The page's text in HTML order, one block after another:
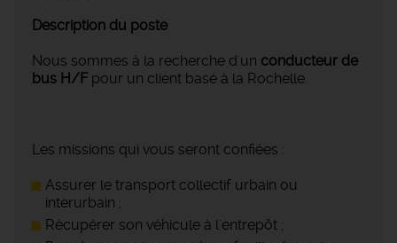
Description du poste
Nous sommes à la recherche d'un conducteur de
bus H/F pour un client basé à la Rochelle.
Les missions qui vous seront confiées :
Assurer le transport collectif urbain ou
interurbain ;
Récupérer son véhicule à l'entrepôt ;